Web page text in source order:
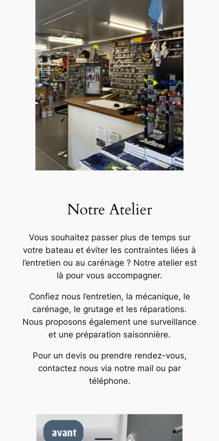
Notre Atelier
Vous souhaitez passer plus de temps sur
votre bateau et éviter les contraintes liées à
l’entretien ou au carénage ? Notre atelier est
là pour vous accompagner.
Confiez nous l’entretien, la mécanique, le
carénage, le grutage et les réparations.
Nous proposons également une surveillance
et une préparation saisonnière.
Pour un devis ou prendre rendez-vous,
contactez nous via notre mail ou par
téléphone.